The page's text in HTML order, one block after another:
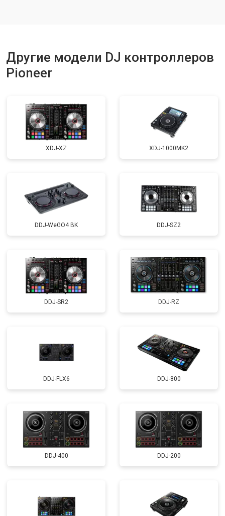
Другие модели DJ контроллеров
Pioneer
XDJ-XZ XDJ-1000MK2
DDJ-WeGO4 BK DDJ-SZ2
DDJ-SR2 DDJ-RZ
DDJ-FLX6 DDJ-800
DDJ-400 DDJ-200